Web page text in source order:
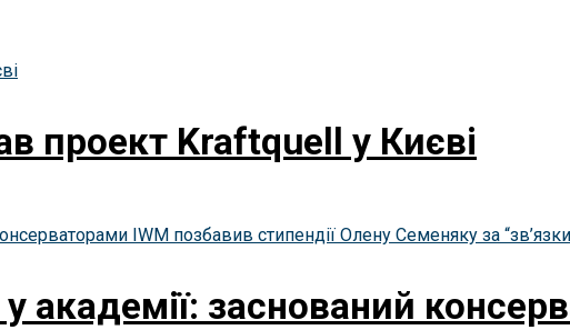
проект Kraftquell у Києві
академії: заснований